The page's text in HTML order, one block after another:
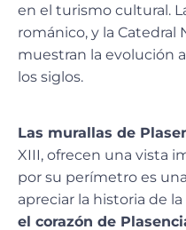
en el turismo cultural.
románico, y la Catedral
muestran la evolución
los siglos.
Las murallas de
XIII, ofrecen una vista
por su perímetro es
apreciar la historia de
el corazón de